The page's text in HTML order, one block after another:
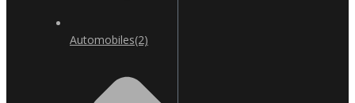
Automobiles(2)